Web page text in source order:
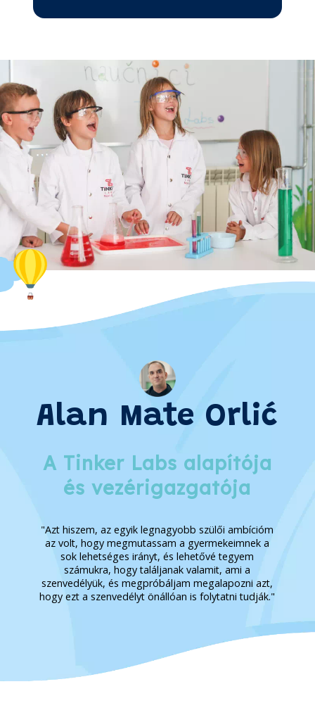
Alan Mate Orlić
A Tinker Labs alapítója
és vezérigazgatója
"Azt hiszem, az egyik legnagyobb szülői ambícióm
az volt, hogy megmutassam a gyermekeimnek a
sok lehetséges irányt, és lehetővé tegyem
számukra, hogy találjanak valamit, ami a
szenvedélyük, és megpróbáljam megalapozni azt,
hogy ezt a szenvedélyt önállóan is folytatni tudják."